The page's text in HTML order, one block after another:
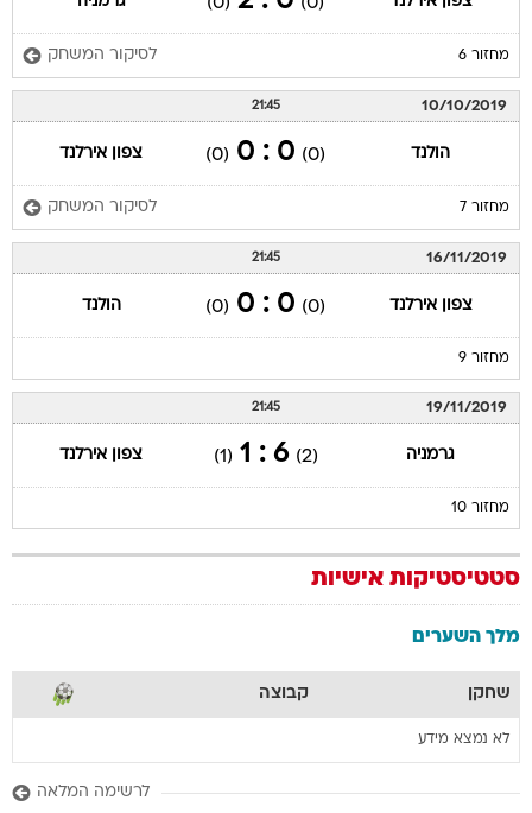
מחזור 6 לסיקור המשחק
10/10/2019
21:45
הולנד (0)
0 : 0
(0) צפון אירלנד
מחזור 7 לסיקור המשחק
16/11/2019
21:45
צפון אירלנד (0)
0 : 0
(0) הולנד
מחזור 9
19/11/2019
21:45
גרמניה (2)
6 : 1
(1) צפון אירלנד
מחזור 10
סטטיסטיקות אישיות
מלך השערים
שחקן קבוצה
לא נמצא מידע
לרשימה המלאה